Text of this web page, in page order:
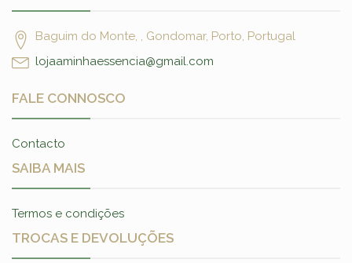
Baguim do Monte, , Gondomar, Porto, Portugal
lojaaminhaessencia@gmail.com
FALE CONNOSCO
Contacto
SAIBA MAIS
Termos e condições
TROCAS E DEVOLUÇÕES